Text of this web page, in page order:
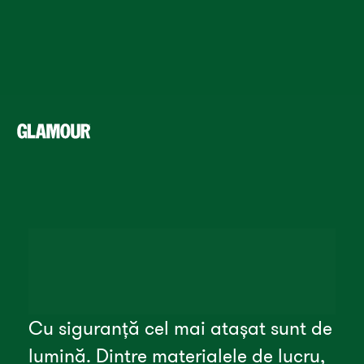
Cu siguranță cel mai atașat sunt de
lumină. Dintre materialele de lucru,